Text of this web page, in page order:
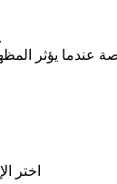
تعتمد نتائج السطح على السبيكة، وجودة الصب، وتحديد الوجه المرئي، والمعالجة المسبقة، وسمك الطلاء، وتحمل اللون، وحماية التعبئة بعد الإنهاء.
عندما يؤثر
اختر